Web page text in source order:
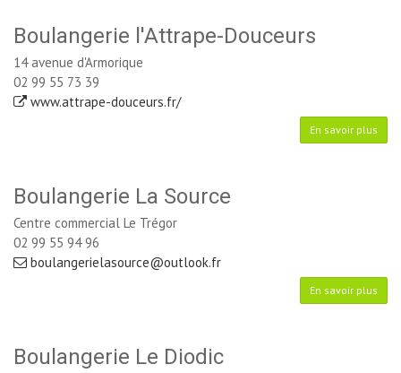
Boulangerie l'Attrape-Douceurs
14 avenue d'Armorique
02 99 55 73 39
www.attrape-douceurs.fr/
En savoir plus
Boulangerie La Source
Centre commercial Le Trégor
02 99 55 94 96
boulangerielasource@outlook.fr
En savoir plus
Boulangerie Le Diodic